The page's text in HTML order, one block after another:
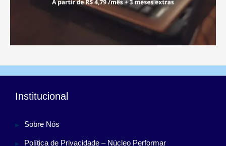
Institucional
Sobre Nós
Política de Privacidade – Núcleo Performar